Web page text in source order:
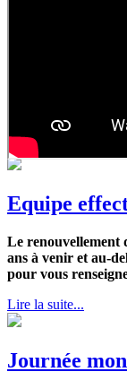
Equipe
Le renouvellement
ans à venir et au-
pour vous
Lire la suite...
Journée